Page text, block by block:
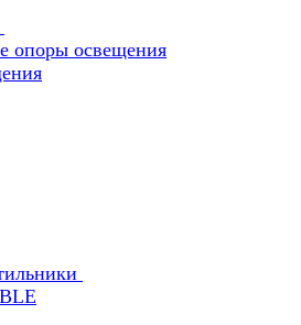
опоры освещения